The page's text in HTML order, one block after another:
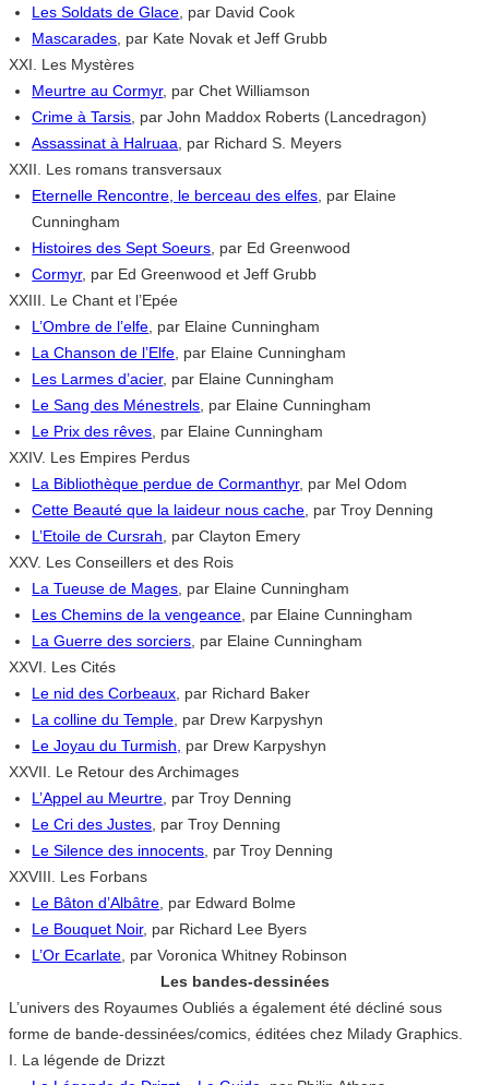
Les Soldats de Glace, par David Cook
Mascarades, par Kate Novak et Jeff Grubb
XXI. Les Mystères
Meurtre au Cormyr, par Chet Williamson
Crime à Tarsis, par John Maddox Roberts (Lancedragon)
Assassinat à Halruaa, par Richard S. Meyers
XXII. Les romans transversaux
Eternelle Rencontre, le berceau des elfes, par Elaine
Cunningham
Histoires des Sept Soeurs, par Ed Greenwood
Cormyr, par Ed Greenwood et Jeff Grubb
XXIII. Le Chant et l’Epée
L’Ombre de l’elfe, par Elaine Cunningham
La Chanson de l’Elfe, par Elaine Cunningham
Les Larmes d’acier, par Elaine Cunningham
Le Sang des Ménestrels, par Elaine Cunningham
Le Prix des rêves, par Elaine Cunningham
XXIV. Les Empires Perdus
La Bibliothèque perdue de Cormanthyr, par Mel Odom
Cette Beauté que la laideur nous cache, par Troy Denning
L’Etoile de Cursrah, par Clayton Emery
XXV. Les Conseillers et des Rois
La Tueuse de Mages, par Elaine Cunningham
Les Chemins de la vengeance, par Elaine Cunningham
La Guerre des sorciers, par Elaine Cunningham
XXVI. Les Cités
Le nid des Corbeaux, par Richard Baker
La colline du Temple, par Drew Karpyshyn
Le Joyau du Turmish, par Drew Karpyshyn
XXVII. Le Retour des Archimages
L’Appel au Meurtre, par Troy Denning
Le Cri des Justes, par Troy Denning
Le Silence des innocents, par Troy Denning
XXVIII. Les Forbans
Le Bâton d’Albâtre, par Edward Bolme
Le Bouquet Noir, par Richard Lee Byers
L’Or Ecarlate, par Voronica Whitney Robinson
Les bandes-dessinées
L’univers des Royaumes Oubliés a également été décliné sous
forme de bande-dessinées/comics, éditées chez Milady Graphics.
I. La légende de Drizzt